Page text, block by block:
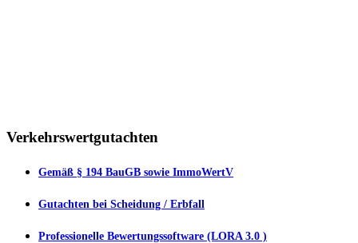
Verkehrswertgutachten
Gemäß § 194 BauGB sowie ImmoWertV
Gutachten bei Scheidung / Erbfall
Professionelle Bewertungssoftware (LORA 3.0 )